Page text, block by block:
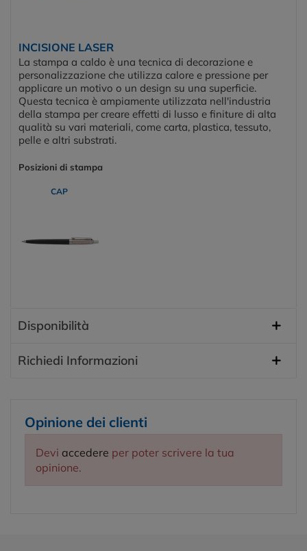
INCISIONE LASER
La stampa a caldo è una tecnica di decorazione e
personalizzazione che utilizza calore e pressione per
applicare un motivo o un design su una superficie.
Questa tecnica è ampiamente utilizzata nell'industria
della stampa per creare effetti di lusso e finiture di alta
qualità su vari materiali, come carta, plastica, tessuto,
pelle e altri substrati.
Posizioni di stampa
CAP
Disponibilità
Richiedi Informazioni
Opinione dei clienti
Devi accedere per poter scrivere la tua
opinione.